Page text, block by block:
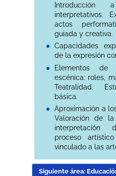
interpretativos.
actos
guiada y creativa.
Capacidades
de la expresión
Elementos de
escénica: roles,
Teatralidad.
básica.
Aproximación a
Valoración de
proceso
vinculado a las
Siguiente área: